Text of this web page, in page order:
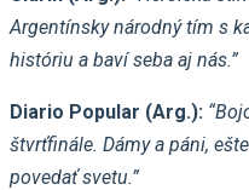
Argentínsky národný tím s
históriu a baví seba aj nás.”
Diario Popular (Arg.):
štvrťfinále. Dámy a páni,
povedať svetu.”